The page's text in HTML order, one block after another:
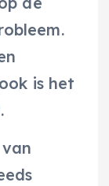
is het